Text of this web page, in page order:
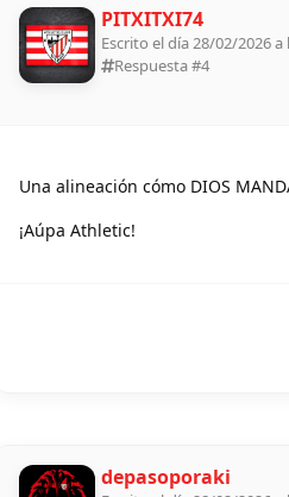
PITXITXI74
Escrito el día 28/02/2026 a
Respuesta #4
Una alineación cómo DIOS
¡Aúpa Athletic!
depasoporaki